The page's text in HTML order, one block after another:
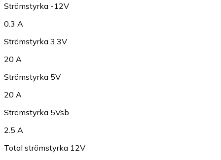
Strömstyrka -12V
0.3 A
Strömstyrka 3,3V
20 A
Strömstyrka 5V
20 A
Strömstyrka 5Vsb
2.5 A
Total strömstyrka 12V